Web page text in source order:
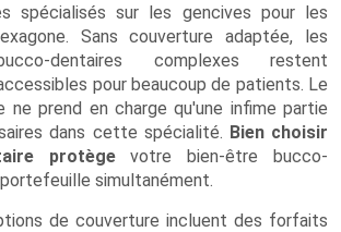
spécialisés sur les gencives pour les
Sans couverture adaptée, les
dentaires complexes restent
pour beaucoup de patients. Le
ne prend en charge qu'une infime partie
dans cette spécialité. Bien choisir
protègevotre bien-être bucco-
simultanément.
de couverture incluent des forfaits